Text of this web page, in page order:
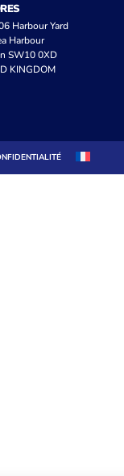
Harbour Yard
Harbour
SW10 0XD
KINGDOM